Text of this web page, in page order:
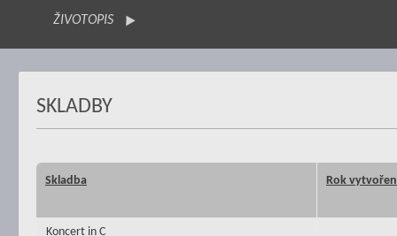
ŽIVOTOPIS
SKLADBY
Skladba Rok
Koncert in C